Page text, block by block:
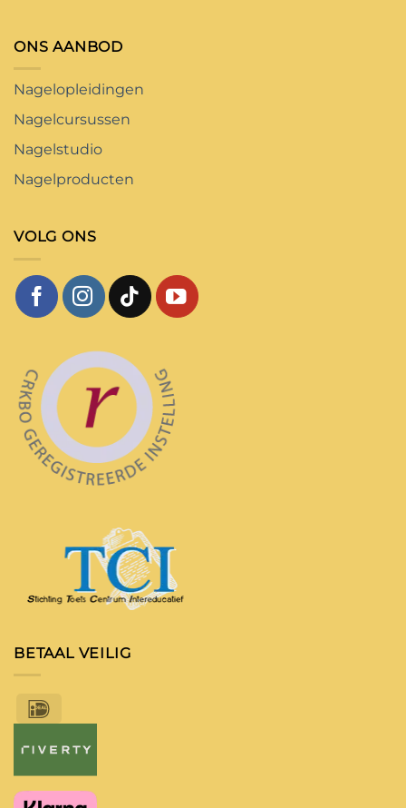
ONS AANBOD
Nagelopleidingen
Nagelcursussen
Nagelstudio
Nagelproducten
VOLG ONS
BETAAL VEILIG